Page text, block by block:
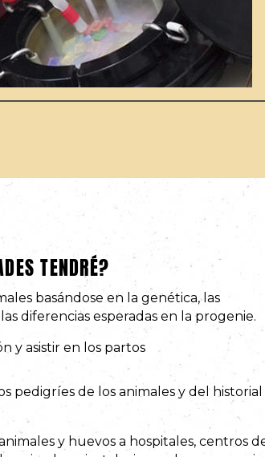
TENDRÉ?
basándose en la genética, las
diferencias esperadas en la progenie.
y asistir en los partos
pedigríes de los animales y del historial
y huevos a hospitales, centros